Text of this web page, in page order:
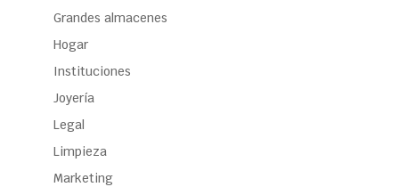
Grandes almacenes
Hogar
Instituciones
Joyería
Legal
Limpieza
Marketing